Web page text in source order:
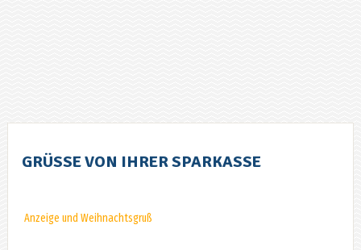
GRÜSSE VON IHRER SPARKASSE
Anzeige und Weihnachtsgruß